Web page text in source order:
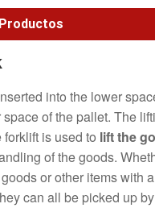
into the lower
of the pallet. The
is used to lift the
of the goods.
or other items with
can all be picked up